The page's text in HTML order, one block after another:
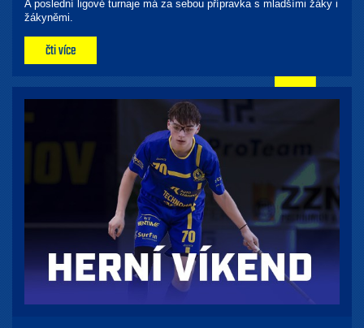
A poslední ligové turnaje má za sebou přípravka s mladšími žáky i
žákyněmi.
čti více